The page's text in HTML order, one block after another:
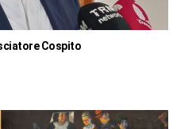
Cospito